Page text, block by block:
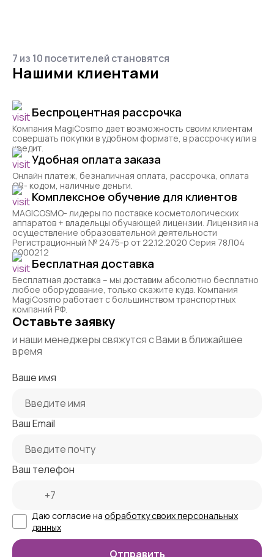
7 из 10 посетителей становятся
Нашими клиентами
Беспроцентная рассрочка
Компания MagiCosmo дает возможность своим клиентам
совершать покупки в удобном формате, в рассрочку или в
кредит.
Удобная оплата заказа
Онлайн платеж, безналичная оплата, рассрочка, оплата
QR- кодом, наличные деньги.
Комплексное обучение для клиентов
MAGICOSMO- лидеры по поставке косметологических
аппаратов + владельцы обучающей лицензии. Лицензия на
осуществление образовательной деятельности
Регистрационный № 2475-р от 22.12.2020 Серия 78Л04
0000212
Бесплатная доставка
Бесплатная доставка – мы доставим абсолютно бесплатно
любое оборудование, только скажите куда. Компания
MagiCosmo работает с большинством транспортных
компаний РФ.
Оставьте заявку
и наши менеджеры свяжутся с Вами в ближайшее
время
Ваше имя
Ваш Email
Ваш телефон
Даю согласие на обработку своих персональных
данных